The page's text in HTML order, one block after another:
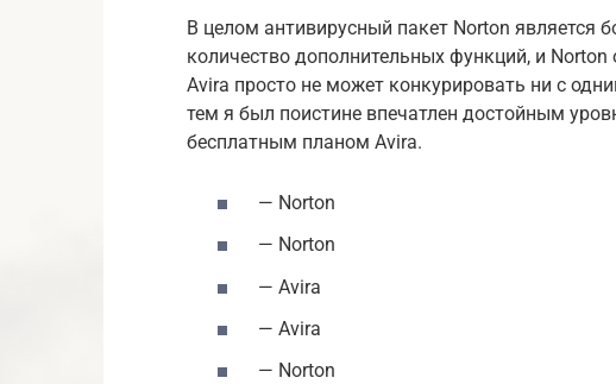
В целом антивирусный пакет Norton
количество дополнительных функций, и
Avira просто не может конкурировать ни с
тем я был поистине впечатлен достойным
бесплатным планом Avira.
— Norton
— Norton
— Avira
— Avira
— Norton